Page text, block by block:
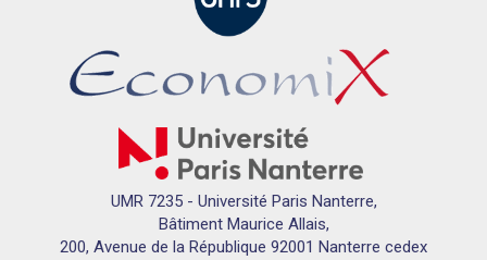
UMR 7235 - Université Paris Nanterre,
Bâtiment Maurice Allais,
200, Avenue de la République 92001 Nanterre cedex